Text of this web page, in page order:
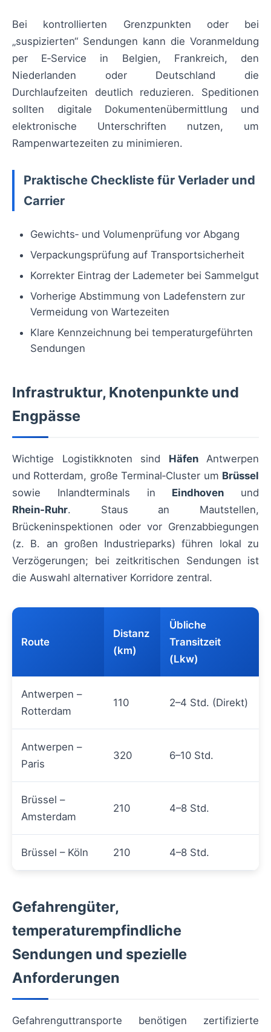
Bei kontrollierten Grenzpunkten oder bei
„suspizierten“ Sendungen kann die Voranmeldung
per E‑Service in Belgien, Frankreich, den
Niederlanden oder Deutschland die
Durchlaufzeiten deutlich reduzieren. Speditionen
sollten digitale Dokumentenübermittlung und
elektronische Unterschriften nutzen, um
Rampenwartezeiten zu minimieren.
Praktische Checkliste für Verlader und
Carrier
Gewichts‑ und Volumenprüfung vor Abgang
Verpackungsprüfung auf Transportsicherheit
Korrekter Eintrag der Lademeter bei Sammelgut
Vorherige Abstimmung von Ladefenstern zur
Vermeidung von Wartezeiten
Klare Kennzeichnung bei temperaturgeführten
Sendungen
Infrastruktur, Knotenpunkte und
Engpässe
Wichtige Logistikknoten sind HäfenAntwerpen
und Rotterdam, große Terminal‑Cluster um Brüssel
sowie Inlandterminals in Eindhoven und
Rhein‑Ruhr. Staus an Mautstellen,
Brückeninspektionen oder vor Grenzabbiegungen
(z. B. an großen Industrieparks) führen lokal zu
Verzögerungen; bei zeitkritischen Sendungen ist
die Auswahl alternativer Korridore zentral.
Route
Distanz
(km)
Übliche
Transitzeit
(Lkw)
Antwerpen –
Rotterdam
110 2–4 Std. (Direkt)
Antwerpen –
Paris
320 6–10 Std.
Brüssel –
Amsterdam
210 4–8 Std.
Brüssel – Köln 210 4–8 Std.
Gefahrengüter,
temperaturempfindliche
Sendungen und spezielle
Anforderungen
Gefahrenguttransporte benötigen zertifizierte